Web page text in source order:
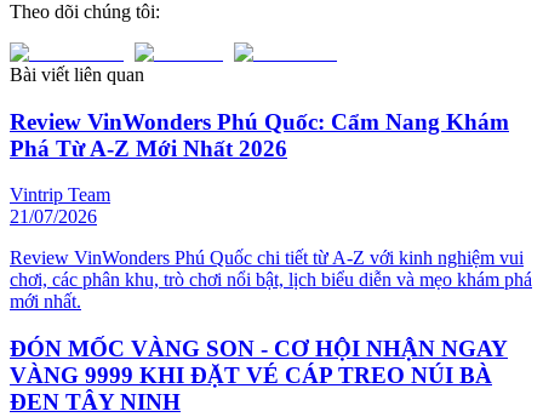
Theo dõi chúng tôi:
Bài viết liên quan
Review VinWonders Phú Quốc: Cẩm Nang Khám
Phá Từ A-Z Mới Nhất 2026
Vintrip Team
21/07/2026
Review VinWonders Phú Quốc chi tiết từ A-Z với kinh nghiệm vui
chơi, các phân khu, trò chơi nổi bật, lịch biểu diễn và mẹo khám phá
mới nhất.
ĐÓN MỐC VÀNG SON - CƠ HỘI NHẬN NGAY
VÀNG 9999 KHI ĐẶT VÉ CÁP TREO NÚI BÀ
ĐEN TÂY NINH